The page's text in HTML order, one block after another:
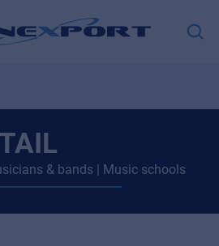
& bands | Music schools